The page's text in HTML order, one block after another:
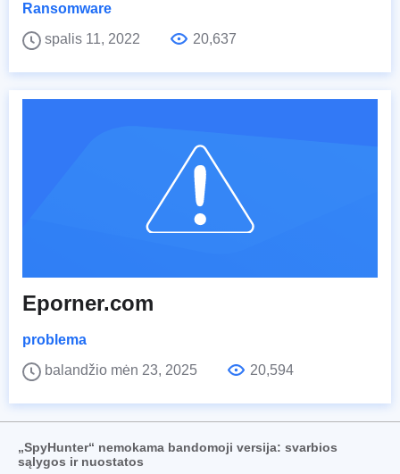
Ransomware
spalis 11, 2022
20,637
Eporner.com
problema
balandžio mėn 23, 2025
20,594
„SpyHunter“ nemokama bandomoji versija: svarbios
sąlygos ir nuostatos